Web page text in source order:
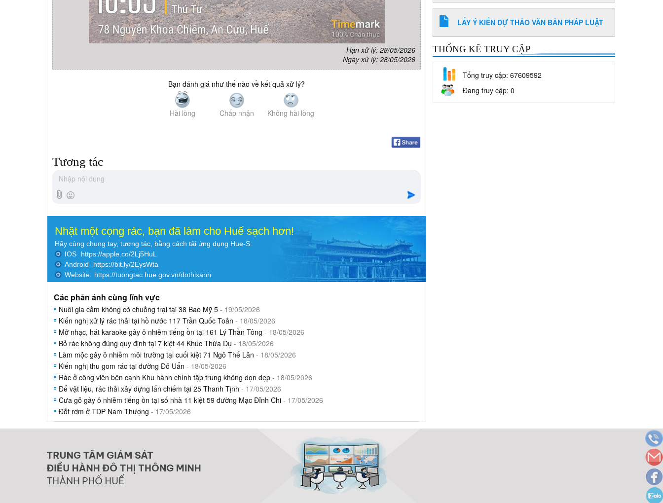
Hạn xử lý: 28/05/2026
Ngày xử lý: 28/05/2026
Bạn đánh giá như thế nào về kết quả xử lý?
Hài lòng Chấp nhận Không hài lòng
Tương tác
Nhặt một cọng rác, bạn đã làm cho Huế sạch hơn!
Hãy cùng chung tay, tương tác, bằng cách tải ứng dụng Hue-S:
IOS
https://apple.co/2Lj5HuL
Android
https://bit.ly/2EysWta
Website
https://tuongtac.hue.gov.vn/dothixanh
Các phản ánh cùng lĩnh vực
Nuôi gia cầm không có chuồng trại tại 38 Bao Mỹ 5 - 19/05/2026
Kiến nghị xử lý rác thải tại hồ nước 117 Trần Quốc Toản - 18/05/2026
Mở nhạc, hát karaoke gây ô nhiễm tiếng ồn tại 161 Lý Thần Tông - 18/05/2026
Bỏ rác không đúng quy định tại 7 kiệt 44 Khúc Thừa Dụ - 18/05/2026
Làm mộc gây ô nhiễm môi trường tại cuối kiệt 71 Ngô Thế Lân - 18/05/2026
Kiến nghị thu gom rác tại đường Đỗ Uẩn - 18/05/2026
Rác ở công viên bên cạnh Khu hành chính tập trung không dọn dẹp - 18/05/2026
Để vật liệu, rác thải xây dựng lấn chiếm tại 25 Thanh Tịnh - 17/05/2026
Cưa gỗ gây ô nhiễm tiếng ồn tại số nhà 11 kiệt 59 đường Mạc Đỉnh Chi - 17/05/2026
Đốt rơm ở TDP Nam Thượng - 17/05/2026
LẤY Ý KIẾN DỰ THẢO VĂN BẢN PHÁP LUẬT
THỐNG KÊ TRUY CẬP
Tổng truy cập: 67609592
Đang truy cập: 0